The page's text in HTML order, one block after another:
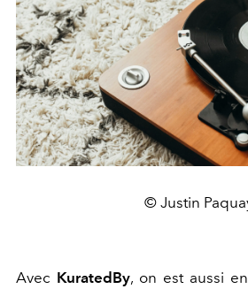
© Justin
Avec KuratedBy, on est aussi